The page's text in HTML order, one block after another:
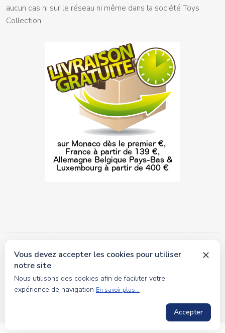
aucun cas ni sur le réseau ni même dans la société Toys
Collection.
© 2026 tous droits réservés Toyscollection. Réalisation
oceanesoft.com
Vous devez accepter les cookies pour utiliser
notre site
Nous utilisons des cookies afin de faciliter votre
expérience de navigation En savoir plus...
Accepter